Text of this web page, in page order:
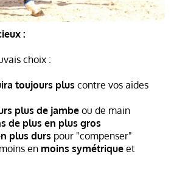
:
choix :
toujours plus contre vos aides
plus de jambe ou de main
de plus en plus gros
plus durs pour "compenser"
en moins symétrique et